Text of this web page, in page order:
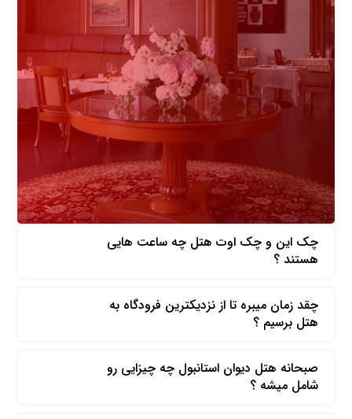
چک این و چک اوت هتل چه ساعت هایی
هستند ؟
چقد زمان میبره تا از نزدیکترین فرودگاه به
هتل برسیم ؟
صبحانه هتل دیوان استانبول چه چیزایی رو
شامل میشه ؟